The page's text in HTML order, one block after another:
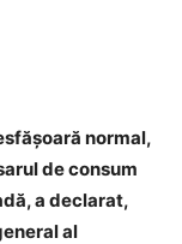
normal,
de consum
a declarat,
al